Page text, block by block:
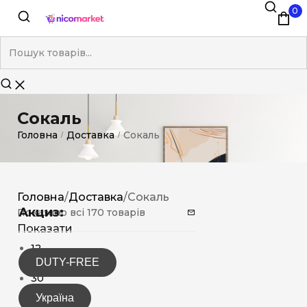
0
Сокаль
Головна / Доставка / Сокаль
Акциз:
DUTY-FREE
Україна
Головна/Доставка/Сокаль
Показано всі 170 товарів
Показати
12
15
30